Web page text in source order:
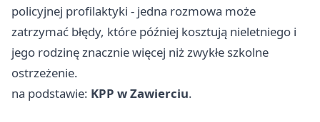
policyjnej profilaktyki - jedna rozmowa może
zatrzymać błędy, które później kosztują nieletniego i
jego rodzinę znacznie więcej niż zwykłe szkolne
ostrzeżenie.
na podstawie: KPP w Zawierciu.